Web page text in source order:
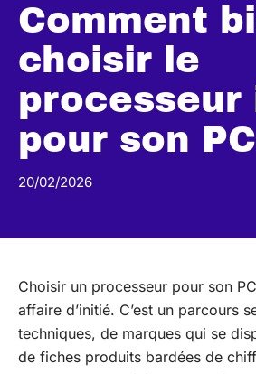
Comment
choisir le
processeur
pour son PC
20/02/2026
Choisir un processeur pour son
affaire d’initié. C’est un parcours
techniques, de marques qui se
de fiches produits bardées de